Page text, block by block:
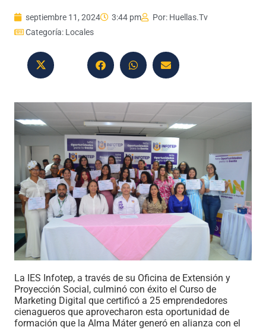
septiembre 11, 2024 3:44 pm Por: Huellas.Tv
Categoría: Locales
La IES Infotep, a través de su Oficina de Extensión y
Proyección Social, culminó con éxito el Curso de
Marketing Digital que certificó a 25 emprendedores
cienagueros que aprovecharon esta oportunidad de
formación que la Alma Máter generó en alianza con el